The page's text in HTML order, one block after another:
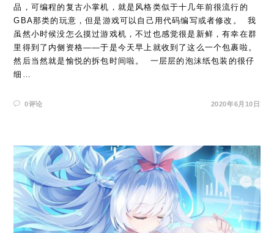
品，可编程的复古小掌机，就是风格类似于十几年前很流行的
GBA那类的玩意，但是游戏可以自己用代码编写或者修改。 ​ 我
虽然小时候没怎么摸过游戏机，不过也感觉很是新鲜，有幸在群
里得到了内侧资格——于是今天早上就收到了这么一个包裹啦。 ​
然后当然就是愉悦的拆包时间啦。 ​ 一层层的泡沫纸包装的很仔
细…
0评论 2020年6月10日